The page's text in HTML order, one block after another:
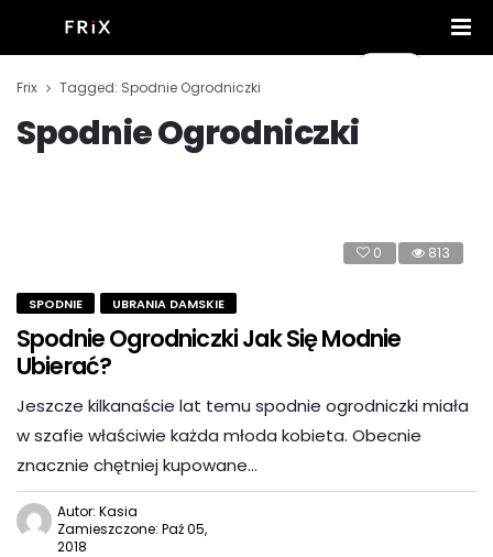
Frix Tagged: Spodnie Ogrodniczki
Spodnie Ogrodniczki
0 813
SPODNIE UBRANIA DAMSKIE
Spodnie Ogrodniczki Jak Się Modnie
Ubierać?
Jeszcze kilkanaście lat temu spodnie ogrodniczki miała
w szafie właściwie każda młoda kobieta. Obecnie
znacznie chętniej kupowane…
Autor: Kasia
Zamieszczone: Paź 05,
2018